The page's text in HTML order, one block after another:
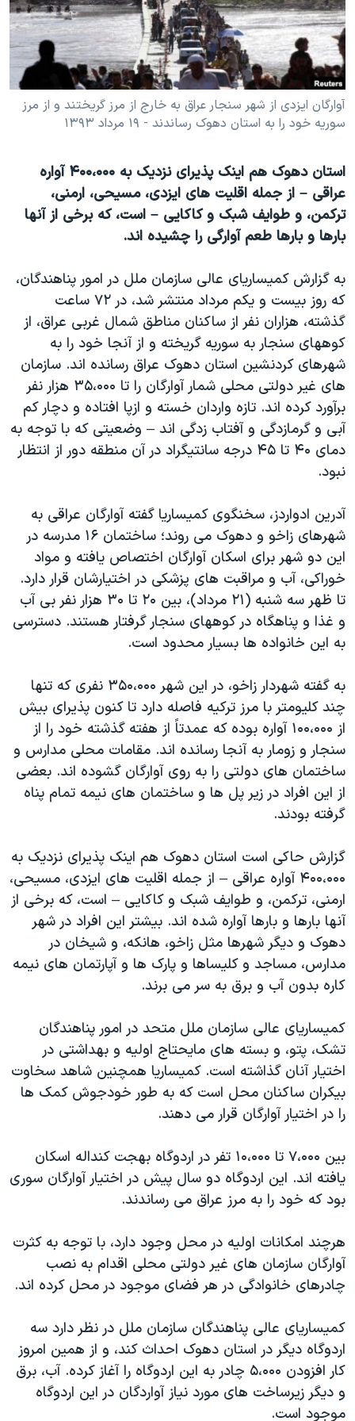
فرهنگ و زندگی
حقوق شهروندی
اقتصادی
علم و فناوری
اسرائیل در جنگ
آرشیو پخش زنده
مستندها
انتخابات ریاست جمهوری آمریکا ۲۰۲۴
حمله جمهوری اسلامی به اسرائیل
رمز مهسا
ورزش زنان در ایران
مجموعه مستندهای دادخواهی
تریبونال مردمی آبان ۹۸
دادگاه حمید نوری
چهل سال گروگان‌گیری
قانون شفافیت دارائی کادر رهبری ایران
اعتراضات مردمی آبان ۹۸
اسرائیل در جنگ
نرگس محمدی برنده جایزه نوبل صلح
همایش محافظه‌کاران آمریکا «سی‌پک»
صفحه‌های ویژه
سفر پرزیدنت ترامپ به چین
دنبال کنید
زبانهای مختلف
آوارگان ایزدی از شهر سنجار عراق به خارج از مرز گریختند و از مرز
سوریه خود را به استان دهوک رساندند - ۱۹ مرداد ۱۳۹۳
استان دهوک هم اینک پذیرای نزدیک به ۴۰۰،۰۰۰ آواره
عراقی – از جمله اقلیت های ایزدی، مسیحی، ارمنی،
ترکمن، و طوایف شبک و کاکایی – است، که برخی از آنها
بارها و بارها طعم آوارگی را چشیده اند.
به گزارش کمیساریای عالی سازمان ملل در امور پناهندگان،
که روز بیست و یکم مرداد منتشر شد، در ۷۲ ساعت
گذشته، هزاران نفر از ساکنان مناطق شمال غربی عراق، از
کوههای سنجار به سوریه گریخته و از آنجا خود را به
شهرهای کردنشین استان دهوک عراق رسانده اند. سازمان
های غیر دولتی محلی شمار آوارگان را تا ۳۵،۰۰۰ هزار نفر
برآورد کرده اند. تازه واردان خسته و ازپا افتاده و دچار کم
آبی و گرمازدگی و آفتاب زدگی اند – وضعیتی که با توجه به
دمای ۴۰ تا ۴۵ درجه سانتیگراد در آن منطقه دور از انتظار
نبود.
آدرین ادواردز، سخنگوی کمیساریا گفته آوارگان عراقی به
شهرهای زاخو و دهوک می روند؛ ساختمان ۱۶ مدرسه در
این دو شهر برای اسکان آوارگان اختصاص یافته و مواد
خوراکی، آب و مراقبت های پزشکی در اختیارشان قرار دارد.
تا ظهر سه شنبه (۲۱ مرداد)، بین ۲۰ تا ۳۰ هزار نفر بی آب
و غذا و پناهگاه در کوههای سنجار گرفتار هستند. دسترسی
به این خانواده ها بسیار محدود است.
به گفته شهردار زاخو، در این شهر ۳۵۰،۰۰۰ نفری که تنها
چند کلیومتر با مرز ترکیه فاصله دارد تا کنون پذیرای بیش
از ۱۰۰،۰۰۰ آواره بوده که عمدتاً از هفته گذشته خود را از
سنجار و زومار به آنجا رسانده اند. مقامات محلی مدارس و
ساختمان های دولتی را به روی آوارگان گشوده اند. بعضی
از این افراد در زیر پل ها و ساختمان های نیمه تمام پناه
گرفته بودند.
گزارش حاکی است استان دهوک هم اینک پذیرای نزدیک به
۴۰۰،۰۰۰ آواره عراقی – از جمله اقلیت های ایزدی، مسیحی،
ارمنی، ترکمن، و طوایف شبک و کاکایی – است، که برخی از
آنها بارها و بارها آواره شده اند. بیشتر این افراد در شهر
دهوک و دیگر شهرها مثل زاخو، هانکه، و شیخان در
مدارس، مساجد و کلیساها و پارک ها و آپارتمان های نیمه
کاره بدون آب و برق به سر می برند.
کمیساریای عالی سازمان ملل متحد در امور پناهندگان
تشک، پتو، و بسته های مایحتاج اولیه و بهداشتی در
اختیار آنان گذاشته است. کمیساریا همچنین شاهد سخاوت
بیکران ساکنان محل است که به طور خودجوش کمک ها
را در اختیار آوارگان قرار می دهند.
بین ۷،۰۰۰ تا ۱۰،۰۰۰ تفر در اردوگاه بهجت کنداله اسکان
یافته اند. این اردوگاه دو سال پیش در اختیار آوارگان سوری
بود که خود را به مرز عراق می رساندند.
هرچند امکانات اولیه در محل وجود دارد، با توجه به کثرت
آوارگان سازمان های غیر دولتی محلی اقدام به نصب
چادرهای خانوادگی در هر فضای موجود در محل کرده اند.
کمیساریای عالی پناهندگان سازمان ملل در نظر دارد سه
اردوگاه دیگر در استان دهوک احداث کند، و از همین امروز
کار افزودن ۵،۰۰۰ چادر به این اردوگاه را آغاز کرده. آب، برق
و دیگر زیرساخت های مورد نیاز آواردگان در این اردوگاه
موجود است.